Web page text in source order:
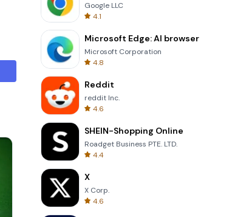
Google LLC
4.1
Microsoft Edge: AI browser
Microsoft Corporation
4.8
Reddit
reddit Inc.
4.6
SHEIN-Shopping Online
Roadget Business PTE. LTD.
4.4
X
X Corp.
4.6